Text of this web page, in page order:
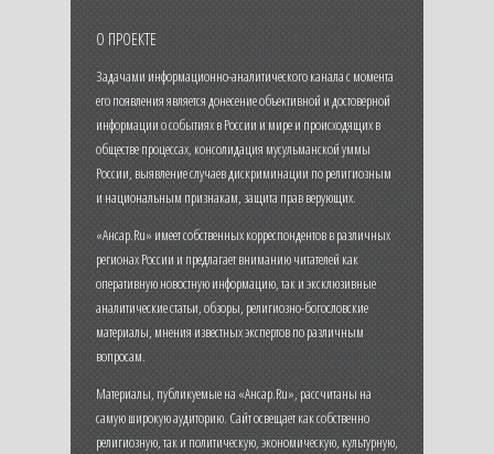
О ПРОЕКТЕ
Задачами информационно-аналитического канала с момента
его появления является донесение объективной и достоверной
информации о событиях в России и мире и происходящих в
обществе процессах, консолидация мусульманской уммы
России, выявление случаев дискриминации по религиозным
и национальным признакам, защита прав верующих.
«Ансар.Ru» имеет собственных корреспондентов в различных
регионах России и предлагает вниманию читателей как
оперативную новостную информацию, так и эксклюзивные
аналитические статьи, обзоры, религиозно-богословские
материалы, мнения известных экспертов по различным
вопросам.
Материалы, публикуемые на «Ансар.Ru», рассчитаны на
самую широкую аудиторию. Сайт освещает как собственно
религиозную, так и политическую, экономическую, культурную,